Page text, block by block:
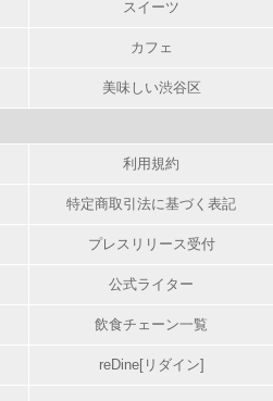
スイーツ
カフェ
美味しい渋谷区
利用規約
特定商取引法に基づく表記
プレスリリース受付
公式ライター
飲食チェーン一覧
reDine[リダイン]